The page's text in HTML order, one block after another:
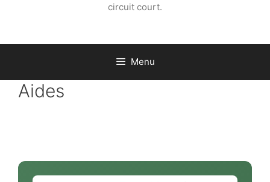
circuit court.
Menu
Aides